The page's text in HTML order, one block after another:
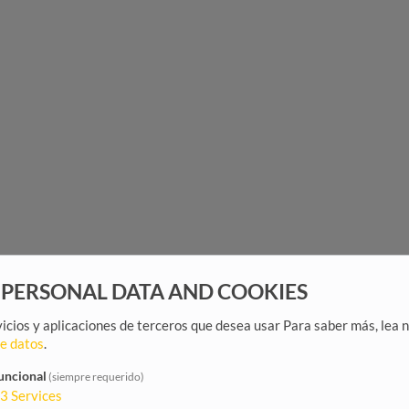
DATA AND COOKIES
y aplicaciones de terceros que desea usar Para saber más, lea
datos.
(siempre requerido)
3 Services